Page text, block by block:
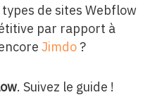
de sites Webflow
par rapport à
Jimdo?
. Suivez le guide !